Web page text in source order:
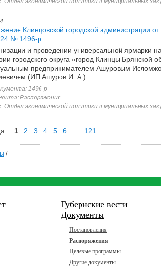
Отдел экономической политики и муниципальных
Клинцовской городской администрации от
№ 1496-р
и проведении универсальной ярмарки на
городского округа «город Клинцы Брянской
предпринимателем Ашуровым
(ИП Ашуров И. А.)
1496-р
Распоряжения
Отдел экономической политики и муниципальных
1 2 3 4 5 6 121
/
Губернские вести
Документы
Постановления
Распоряжения
Целевые программы
Другие документы